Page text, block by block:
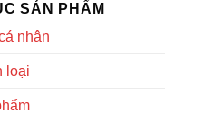
SẢN PHẨM
nhân
loại